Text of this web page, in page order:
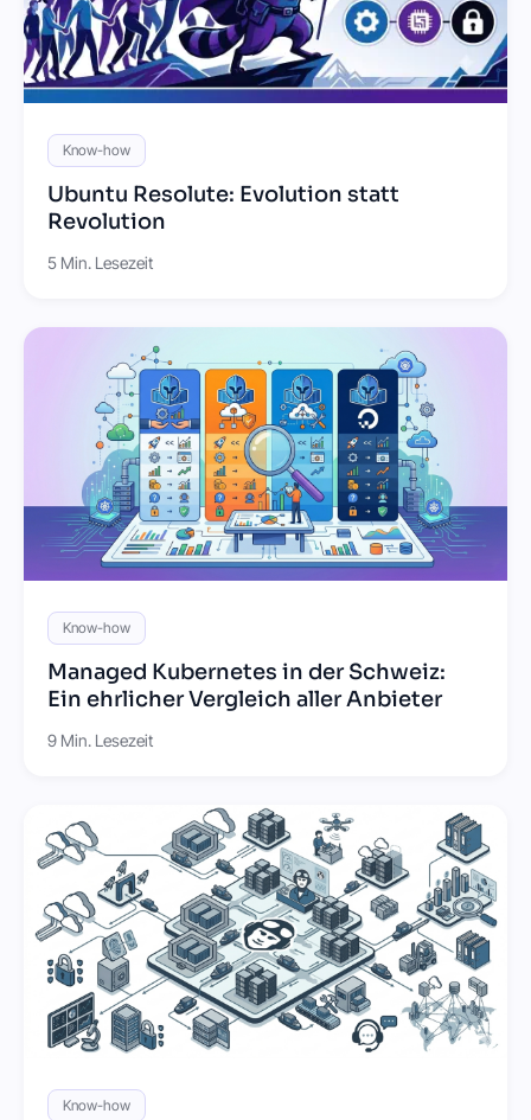
Know-how
Ubuntu Resolute: Evolution statt
Revolution
5 Min. Lesezeit
Know-how
Managed Kubernetes in der Schweiz:
Ein ehrlicher Vergleich aller Anbieter
9 Min. Lesezeit
Know-how